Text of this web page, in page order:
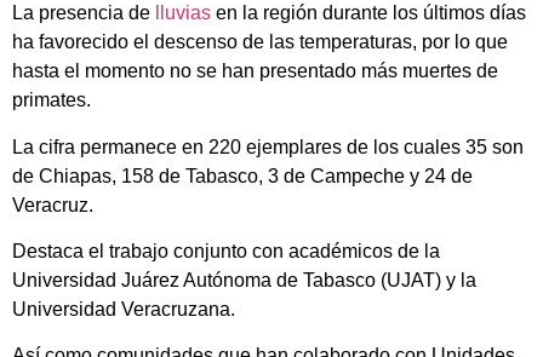
La presencia de lluvias en la región durante los últimos días
ha favorecido el descenso de las temperaturas, por lo que
hasta el momento no se han presentado más muertes de
primates.
La cifra permanece en 220 ejemplares de los cuales 35 son
de Chiapas, 158 de Tabasco, 3 de Campeche y 24 de
Veracruz.
Destaca el trabajo conjunto con académicos de la
Universidad Juárez Autónoma de Tabasco (UJAT) y la
Universidad Veracruzana.